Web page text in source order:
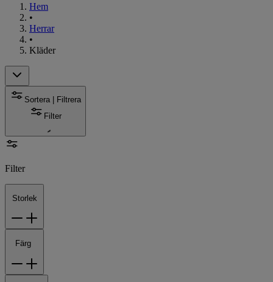
Hem
•
Herrar
•
Kläder
Sortera | Filtrera
Filter
Filter
Storlek
Färg